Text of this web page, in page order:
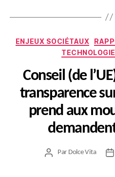
ENJEUX SOCIÉTAUX
Conseil (de
transparence
prend aux
Auteur
Par Dolce Vita